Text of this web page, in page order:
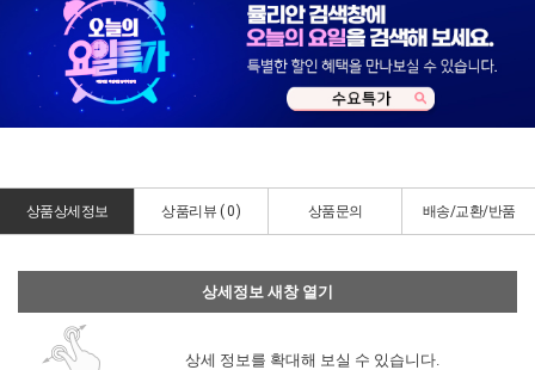
상품상세정보 상품리뷰 (0) 상품문의 배송/교환/반품
상세정보 새창 열기
상세 정보를 확대해 보실 수 있습니다.